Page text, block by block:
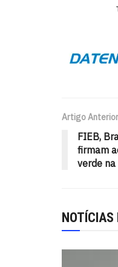
Artigo Anterior
FIEB,
firmam
verde na
NOTÍCIAS